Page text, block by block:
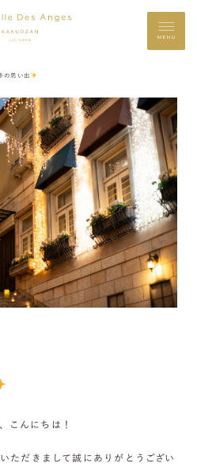
MENU
の思い出
こんにちは！
ただきまして誠にありがとうござい